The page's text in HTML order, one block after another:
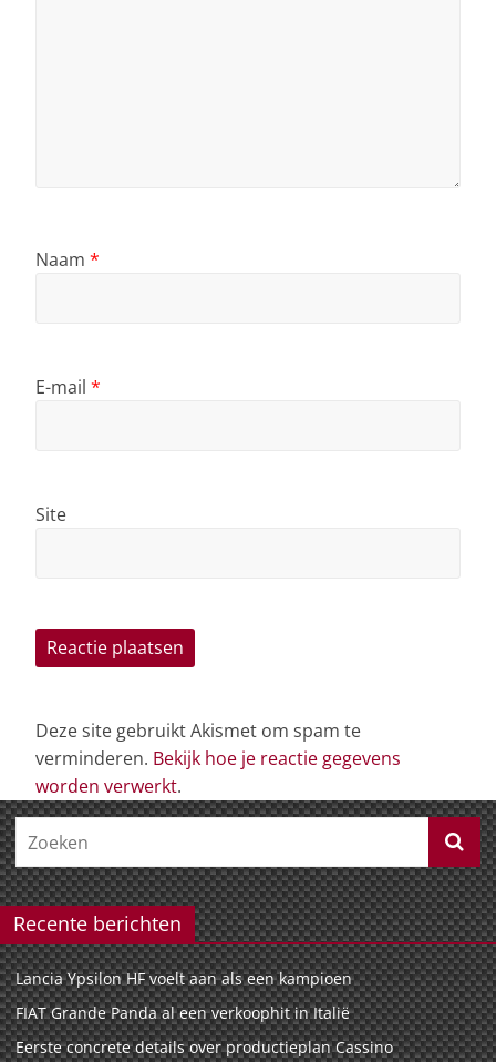
Naam *
E-mail *
Site
Deze site gebruikt Akismet om spam te
verminderen. Bekijk hoe je reactie gegevens
worden verwerkt.
Recente berichten
Lancia Ypsilon HF voelt aan als een kampioen
FIAT Grande Panda al een verkoophit in Italië
Eerste concrete details over productieplan Cassino